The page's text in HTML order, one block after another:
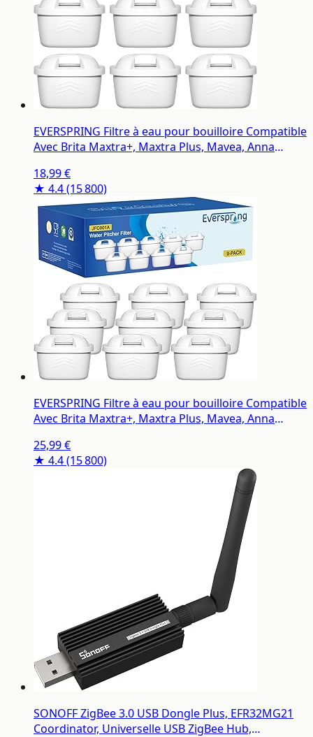
EVERSPRING Filtre à eau pour bouilloire Compatible
Avec Brita Maxtra+, Maxtra Plus, Mavea, Anna
18,99 €
★ 4.4(15 800)
EVERSPRING Filtre à eau pour bouilloire Compatible
Avec Brita Maxtra+, Maxtra Plus, Mavea, Anna
25,99 €
★ 4.4(15 800)
SONOFF ZigBee 3.0 USB Dongle Plus, EFR32MG21
Coordinator, Universelle USB ZigBee Hub,